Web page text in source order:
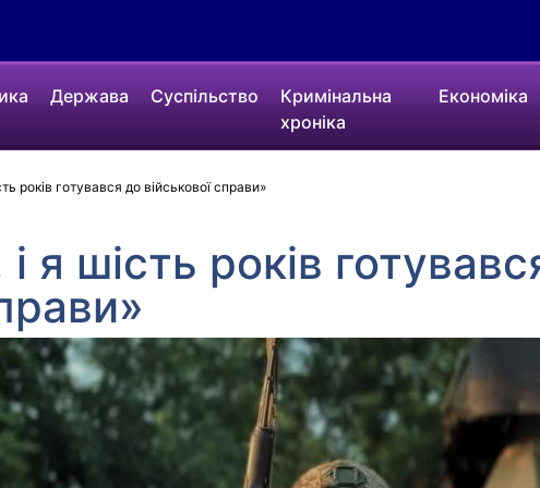
Держава Суспільство
Кримінальна
хроніка
Економіка
років готувався до військової справи»
я шість років